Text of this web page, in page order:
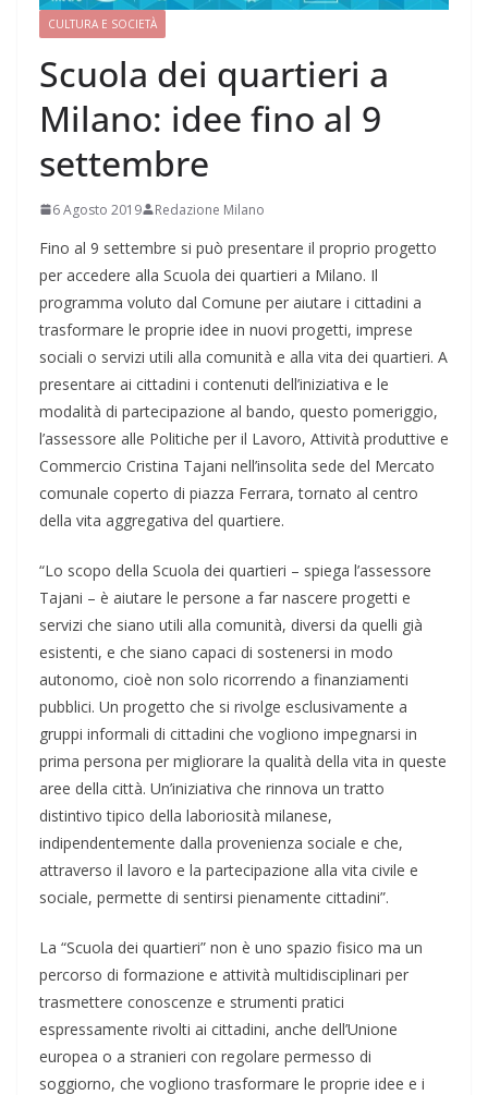
CULTURA E SOCIETÀ
Scuola dei quartieri a
Milano: idee fino al 9
settembre
6 Agosto 2019 Redazione Milano
Fino al 9 settembre si può presentare il proprio progetto
per accedere alla Scuola dei quartieri a Milano. Il
programma voluto dal Comune per aiutare i cittadini a
trasformare le proprie idee in nuovi progetti, imprese
sociali o servizi utili alla comunità e alla vita dei quartieri. A
presentare ai cittadini i contenuti dell’iniziativa e le
modalità di partecipazione al bando, questo pomeriggio,
l’assessore alle Politiche per il Lavoro, Attività produttive e
Commercio Cristina Tajani nell’insolita sede del Mercato
comunale coperto di piazza Ferrara, tornato al centro
della vita aggregativa del quartiere.
“Lo scopo della Scuola dei quartieri – spiega l’assessore
Tajani – è aiutare le persone a far nascere progetti e
servizi che siano utili alla comunità, diversi da quelli già
esistenti, e che siano capaci di sostenersi in modo
autonomo, cioè non solo ricorrendo a finanziamenti
pubblici. Un progetto che si rivolge esclusivamente a
gruppi informali di cittadini che vogliono impegnarsi in
prima persona per migliorare la qualità della vita in queste
aree della città. Un’iniziativa che rinnova un tratto
distintivo tipico della laboriosità milanese,
indipendentemente dalla provenienza sociale e che,
attraverso il lavoro e la partecipazione alla vita civile e
sociale, permette di sentirsi pienamente cittadini”.
La “Scuola dei quartieri” non è uno spazio fisico ma un
percorso di formazione e attività multidisciplinari per
trasmettere conoscenze e strumenti pratici
espressamente rivolti ai cittadini, anche dell’Unione
europea o a stranieri con regolare permesso di
soggiorno, che vogliono trasformare le proprie idee e i